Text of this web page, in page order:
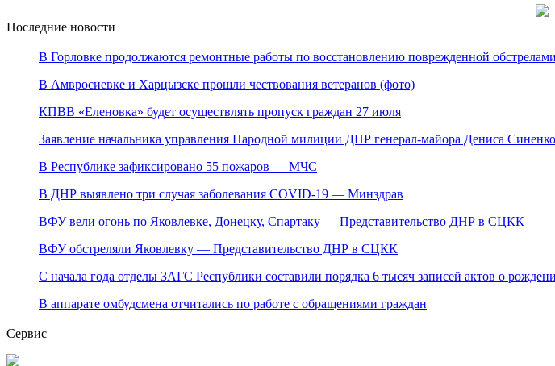
Последние новости
В Горловке продолжаются ремонтные работы по восстановлению поврежденной
В Амвросиевке и Харцызске прошли чествования ветеранов (фото)
КПВВ «Еленовка» будет осуществлять пропуск граждан 27 июля
Заявление начальника управления Народной милиции ДНР генерал-майора Дениса
В Республике зафиксировано 55 пожаров — МЧС
В ДНР выявлено три случая заболевания COVID-19 — Минздрав
ВФУ вели огонь по Яковлевке, Донецку, Спартаку — Представительство ДНР в СЦКК
ВФУ обстреляли Яковлевку — Представительство ДНР в СЦКК
С начала года отделы ЗАГС Республики составили порядка 6 тысяч записей актов о
В аппарате омбудсмена отчитались по работе с обращениями граждан
Сервис